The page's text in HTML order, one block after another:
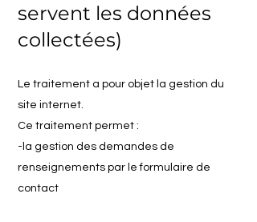
servent les données
collectées)
Le traitement a pour objet la gestion du
site internet.
Ce traitement permet :
-la gestion des demandes de
renseignements par le formulaire de
contact